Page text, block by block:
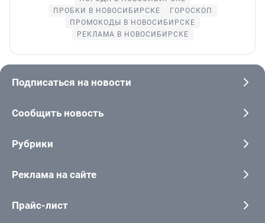
ПРОБКИ В НОВОСИБИРСКЕ
ГОРОСКОП
ПРОМОКОДЫ В НОВОСИБИРСКЕ
РЕКЛАМА В НОВОСИБИРСКЕ
Подписаться на новости
Сообщить новость
Рубрики
Реклама на сайте
Прайс-лист